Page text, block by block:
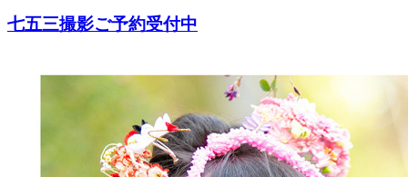
七五三撮影ご予約受付中